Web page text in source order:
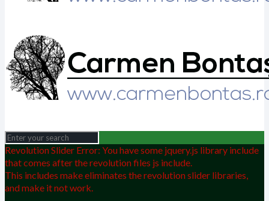
Revolution Slider Error: You have some jquery.js library include
that comes after the revolution files js include.
This includes make eliminates the revolution slider libraries,
and make it not work.